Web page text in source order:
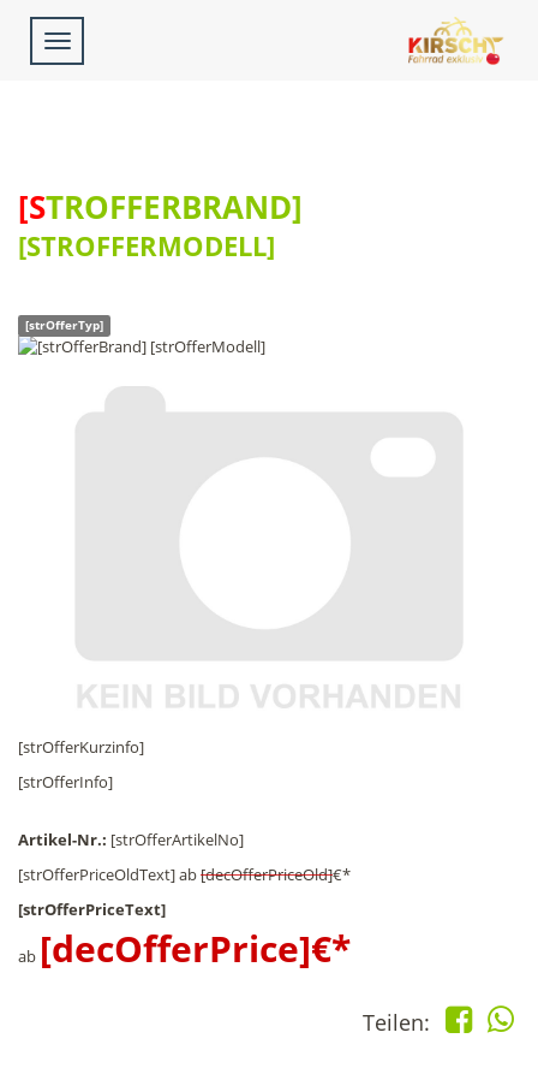
Toggle
navigation
[STROFFERBRAND]
[STROFFERMODELL]
[strOfferTyp]
[strOfferKurzinfo]
[strOfferInfo]
Artikel-Nr.: [strOfferArtikelNo]
[strOfferPriceOldText]ab[decOfferPriceOld]€*
[strOfferPriceText]
ab [decOfferPrice]€*
Teilen: